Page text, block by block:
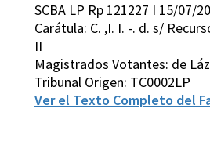
SCBA LP Rp 121227 I 15/07/
Carátula: C. ,I. I. -. d. s/
II
Magistrados Votantes: de
Tribunal Origen: TC0002LP
Ver el Texto Completo del